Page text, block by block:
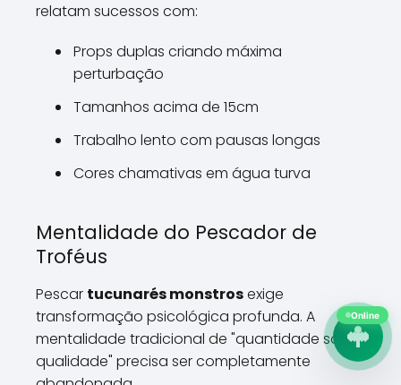
relatam sucessos com:
Props duplas criando máxima
perturbação
Tamanhos acima de 15cm
Trabalho lento com pausas longas
Cores chamativas em água turva
Mentalidade do Pescador de
Troféus
Pescar tucunarés monstrosexige
transformação psicológica profunda. A
mentalidade tradicional de "quantidade sobre
qualidade" precisa ser completamente
Online